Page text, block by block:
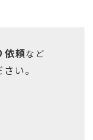
依頼など
い。